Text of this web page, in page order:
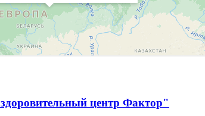
центр Фактор"